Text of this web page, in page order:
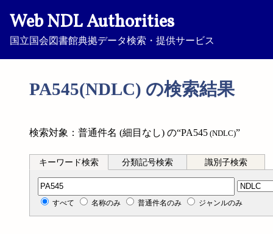
Web NDL Authorities
国立国会図書館典拠データ検索・提供サービス
PA545(NDLC) の検索結果
検索対象：普通件名 (細目なし) の“PA545 (NDLC)”
キーワード検索 分類記号検索 識別子検索
分類記号検索
すべて 名称のみ 普通件名のみ ジャンルのみ